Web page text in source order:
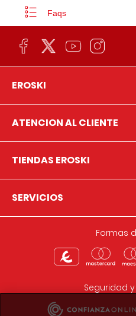
Faqs
EROSKI
ATENCION AL CLIENTE
TIENDAS EROSKI
SERVICIOS
Formas
Seguridad